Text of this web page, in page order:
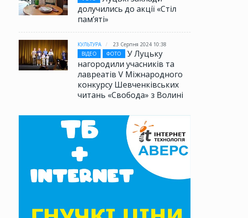
долучились до акції «Стіл
памʼяті»
КУЛЬТУРА
23 Серпня 2024 10:38
ВІДЕО
ФОТО
У Луцьку
нагородили учасників та
лавреатів V Міжнародного
конкурсу Шевченківських
читань «Свобода» з Волині